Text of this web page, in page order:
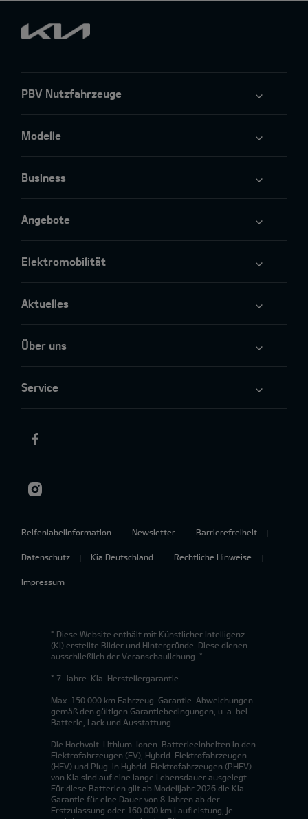
PBV Nutzfahrzeuge
Modelle
Business
Angebote
Elektromobilität
Aktuelles
Über uns
Service
Reifenlabelinformation Newsletter Barrierefreiheit
Datenschutz Kia Deutschland Rechtliche Hinweise
Impressum
* Diese Website enthält mit Künstlicher Intelligenz
(KI) erstellte Bilder und Hintergründe. Diese dienen
ausschließlich der Veranschaulichung. *
* 7-Jahre-Kia-Herstellergarantie
Max. 150.000 km Fahrzeug-Garantie. Abweichungen
gemäß den gültigen Garantiebedingungen, u. a. bei
Batterie, Lack und Ausstattung.
Die Hochvolt-Lithium-Ionen-Batterieeinheiten in den
Elektrofahrzeugen (EV), Hybrid-Elektrofahrzeugen
(HEV) und Plug-in Hybrid-Elektrofahrzeugen (PHEV)
von Kia sind auf eine lange Lebensdauer ausgelegt.
Für diese Batterien gilt ab Modelljahr 2026 die Kia-
Garantie für eine Dauer von 8 Jahren ab der
Erstzulassung oder 160.000 km Laufleistung, je